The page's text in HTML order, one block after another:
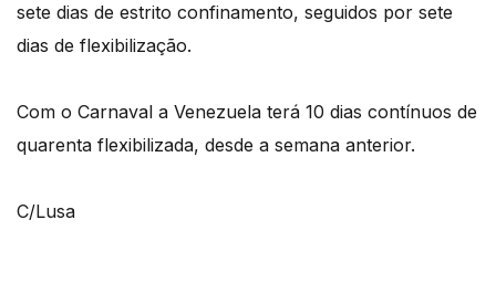
sete dias de estrito confinamento, seguidos por sete
dias de flexibilização.
Com o Carnaval a Venezuela terá 10 dias contínuos de
quarenta flexibilizada, desde a semana anterior.
C/Lusa